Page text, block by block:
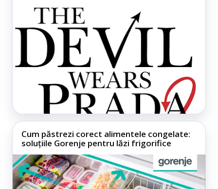
Cum păstrezi corect alimentele congelate:
soluțiile Gorenje pentru lăzi frigorifice